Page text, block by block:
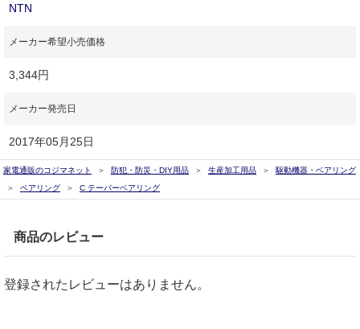
NTN
メーカー希望小売価格
3,344円
メーカー発売日
2017年05月25日
家電通販のコジマネット 防犯・防災・DIY用品 生産加工用品
駆動機器・ベアリング
ベアリング
C テーパーベアリング
商品のレビュー
登録されたレビューはありません。